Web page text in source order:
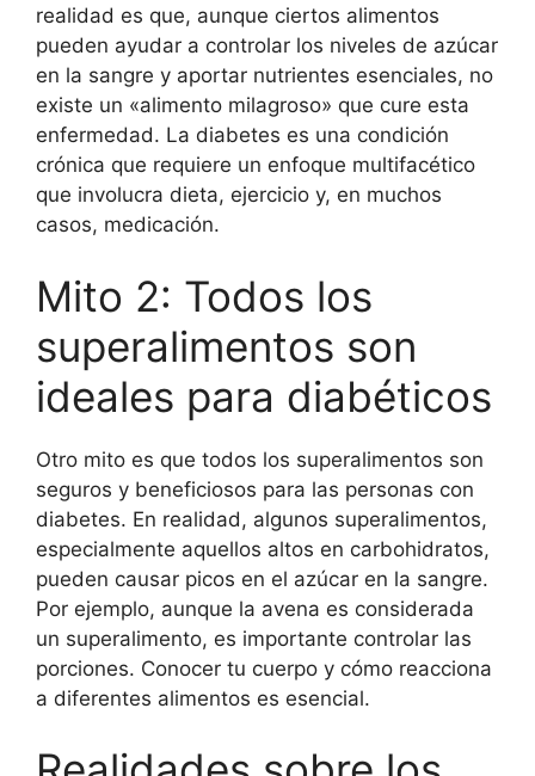
realidad es que, aunque ciertos alimentos
pueden ayudar a controlar los niveles de azúcar
en la sangre y aportar nutrientes esenciales, no
existe un «alimento milagroso» que cure esta
enfermedad. La diabetes es una condición
crónica que requiere un enfoque multifacético
que involucra dieta, ejercicio y, en muchos
casos, medicación.
Mito 2: Todos los
superalimentos son
ideales para diabéticos
Otro mito es que todos los superalimentos son
seguros y beneficiosos para las personas con
diabetes. En realidad, algunos superalimentos,
especialmente aquellos altos en carbohidratos,
pueden causar picos en el azúcar en la sangre.
Por ejemplo, aunque la avena es considerada
un superalimento, es importante controlar las
porciones. Conocer tu cuerpo y cómo reacciona
a diferentes alimentos es esencial.